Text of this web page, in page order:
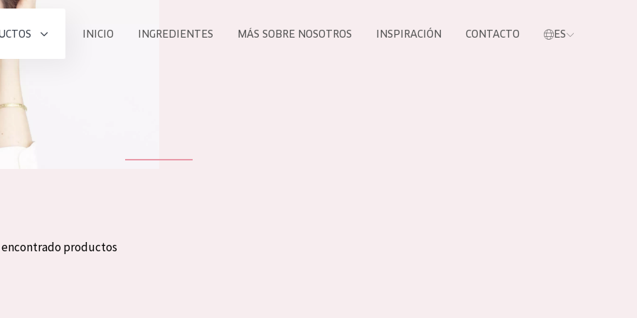
INICIO INGREDIENTES MÁS SOBRE NOSOTROS INSPIRACIÓN CONTACTO ES
encontrado productos